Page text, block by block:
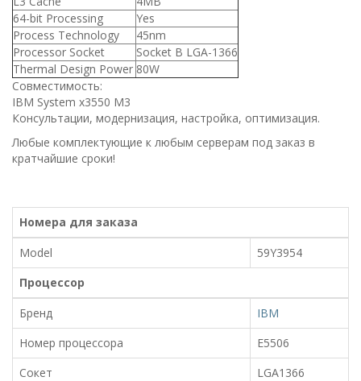
64-bit Processing
Yes
Process Technology
45nm
Processor Socket
Socket B LGA-1366
Thermal Design Power 80W
Совместимость:
IBM System x3550 M3
Консультации, модернизация, настройка, оптимизация.
Любые комплектующие к любым серверам под заказ в
кратчайшие сроки!
Номера для заказа
Model
59Y3954
Процессор
Бренд
IBM
Номер процессора
E5506
Сокет
LGA1366